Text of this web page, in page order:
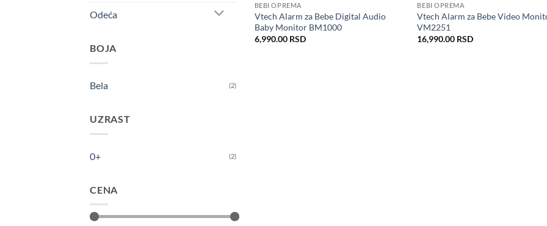
Odeća
BOJA
Bela (2)
UZRAST
0+ (2)
CENA
BEBI OPREMA
Vtech Alarm za Bebe Digital Audio
Baby Monitor BM1000
6,990.00 RSD
BEBI OPREMA
Vtech Alarm za Bebe Video
VM2251
16,990.00 RSD